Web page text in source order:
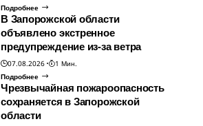
Подробнее
В Запорожской области
объявлено экстренное
предупреждение из-за ветра
07.08.2026
1 Мин.
Подробнее
Чрезвычайная пожароопасность
сохраняется в Запорожской
области